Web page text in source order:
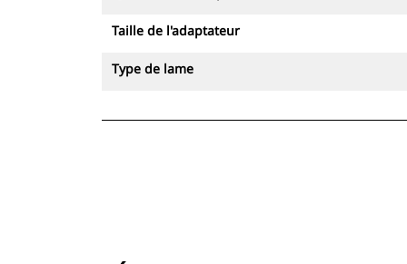
Taille de l'adaptateur
Type de lame